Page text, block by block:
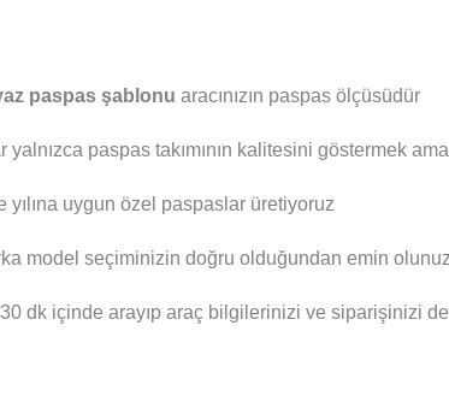
paspas şablonu aracınızın paspas ölçüsüdür
paspas takımının kalitesini göstermek
yılına uygun özel paspaslar üretiyoruz
model seçiminizin doğru olduğundan emin olunuz
dk içinde arayıp araç bilgilerinizi ve siparişinizi